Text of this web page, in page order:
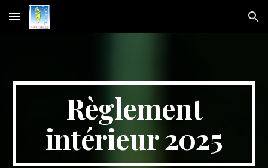
Skip to main content Skip to navigation
Règlement
intérieur 2025